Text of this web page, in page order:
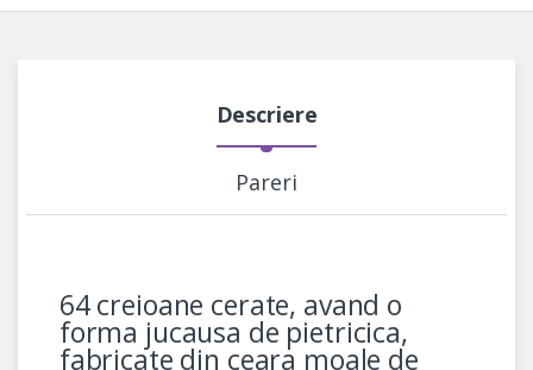
Descriere
Pareri
64 creioane cerate, avand o
forma jucausa de pietricica,
fabricate din ceara moale de